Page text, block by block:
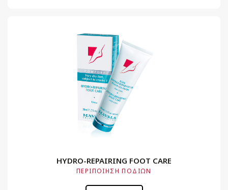
HYDRO-REPAIRING FOOT CARE
ΠΕΡΙΠΟΙΗΣΗ ΠΟΔΙΩΝ